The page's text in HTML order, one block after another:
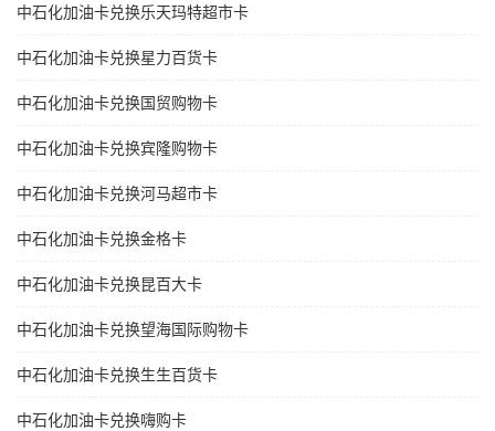
中石化加油卡兑换乐天玛特超市卡
中石化加油卡兑换星力百货卡
中石化加油卡兑换国贸购物卡
中石化加油卡兑换宾隆购物卡
中石化加油卡兑换河马超市卡
中石化加油卡兑换金格卡
中石化加油卡兑换昆百大卡
中石化加油卡兑换望海国际购物卡
中石化加油卡兑换生生百货卡
中石化加油卡兑换嗨购卡